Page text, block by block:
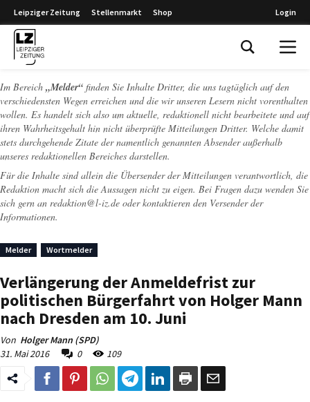
Leipziger Zeitung Stellenmarkt Shop Login
Im Bereich „Melder“ finden Sie Inhalte Dritter, die uns tagtäglich auf den
verschiedensten Wegen erreichen und die wir unseren Lesern nicht vorenthalten
wollen. Es handelt sich also um aktuelle, redaktionell nicht bearbeitete und auf
ihren Wahrheitsgehalt hin nicht überprüfte Mitteilungen Dritter. Welche damit
stets durchgehende Zitate der namentlich genannten Absender außerhalb
unseres redaktionellen Bereiches darstellen.
Für die Inhalte sind allein die Übersender der Mitteilungen verantwortlich, die
Redaktion macht sich die Aussagen nicht zu eigen. Bei Fragen dazu wenden Sie
sich gern an redaktion@l-iz.de oder kontaktieren den Versender der
Informationen.
Melder Wortmelder
Verlängerung der Anmeldefrist zur
politischen Bürgerfahrt von Holger Mann
nach Dresden am 10. Juni
Von Holger Mann (SPD)
31. Mai 2016
0 109